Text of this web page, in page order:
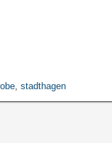
, stadthagen